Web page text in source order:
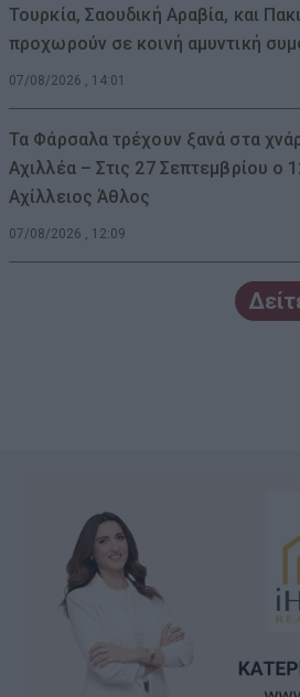
Τουρκία, Σαουδική Αραβία, και
προχωρούν σε κοινή αμυντική
07/08/2026 , 14:01
Τα Φάρσαλα τρέχουν ξανά στα
Αχιλλέα – Στις 27 Σεπτεμβρίου ο
Αχίλλειος Άθλος
07/08/2026 , 12:09